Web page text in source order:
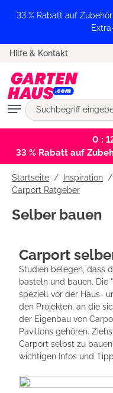
springen
33 % Rabatt auf
Hilfe & Kontakt
0 :
33 % Rabatt auf
Startseite Inspiration /
Carport Ratgeber
Selber bauen
Carport
Studien belegen, dass
basteln und bauen.
speziell vor der Haus-
den Projekten, an die
der Eigenbau von
Pavillons gehören.
Carport selbst zu
wichtigen Infos und